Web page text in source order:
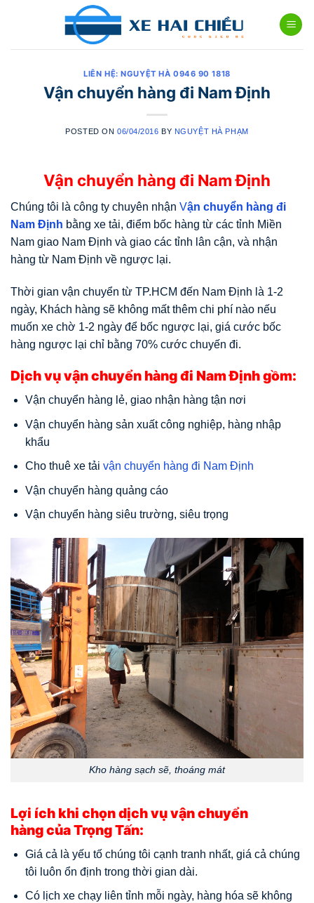
LIÊN HỆ: NGUYỆT HÀ 0946 90 1818
Vận chuyển hàng đi Nam Định
POSTED ON 06/04/2016 BY NGUYỆT HÀ PHẠM
Vận chuyển hàng đi Nam Định
Chúng tôi là công ty chuyên nhận Vận chuyển hàng đi
Nam Định bằng xe tải, điểm bốc hàng từ các tỉnh Miền
Nam giao Nam Định và giao các tỉnh lân cận, và nhận
hàng từ Nam Định về ngược lại.
Thời gian vận chuyển từ TP.HCM đến Nam Định là 1-2
ngày, Khách hàng sẽ không mất thêm chi phí nào nếu
muốn xe chờ 1-2 ngày để bốc ngược lại, giá cước bốc
hàng ngược lại chỉ bằng 70% cước chuyến đi.
Dịch vụ vận chuyển hàng đi Nam Định gồm:
Vận chuyển hàng lẻ, giao nhận hàng tận nơi
Vận chuyển hàng sản xuất công nghiệp, hàng nhập
khẩu
Cho thuê xe tải vận chuyển hàng đi Nam Định
Vận chuyển hàng quảng cáo
Vận chuyển hàng siêu trường, siêu trọng
Kho hàng sạch sẽ, thoáng mát
Lợi ích khi chọn dịch vụ vận chuyển
hàng của Trọng Tấn:
Giá cả là yếu tố chúng tôi cạnh tranh nhất, giá cả chúng
tôi luôn ổn định trong thời gian dài.
Có lịch xe chạy liên tỉnh mỗi ngày, hàng hóa sẽ không